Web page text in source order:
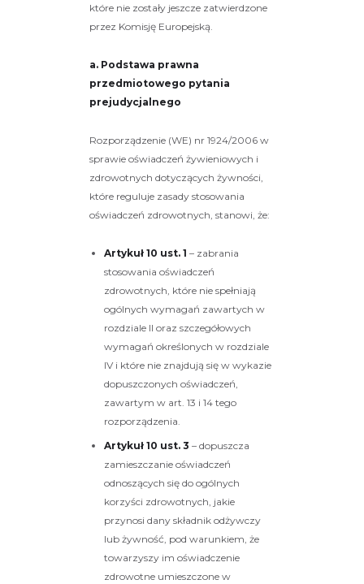
które nie zostały jeszcze zatwierdzone
przez Komisję Europejską.
a. Podstawa prawna
przedmiotowego pytania
prejudycjalnego
Rozporządzenie (WE) nr 1924/2006 w
sprawie oświadczeń żywieniowych i
zdrowotnych dotyczących żywności,
które reguluje zasady stosowania
oświadczeń zdrowotnych, stanowi, że:
Artykuł 10 ust. 1 – zabrania
stosowania oświadczeń
zdrowotnych, które nie spełniają
ogólnych wymagań zawartych w
rozdziale II oraz szczegółowych
wymagań określonych w rozdziale
IV i które nie znajdują się w wykazie
dopuszczonych oświadczeń,
zawartym w art. 13 i 14 tego
rozporządzenia.
Artykuł 10 ust. 3 – dopuszcza
zamieszczanie oświadczeń
odnoszących się do ogólnych
korzyści zdrowotnych, jakie
przynosi dany składnik odżywczy
lub żywność, pod warunkiem, że
towarzyszy im oświadczenie
zdrowotne umieszczone w